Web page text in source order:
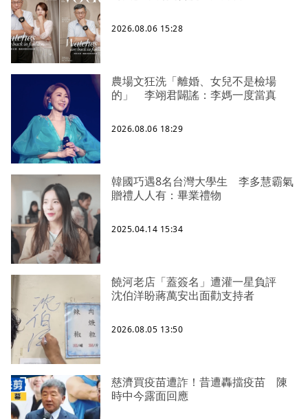
2026.08.06 15:28
農場文狂洗「離婚、女兒不是檢場
的」 李翊君闢謠：李媽一度當真
2026.08.06 18:29
韓國巧遇8名台灣大學生 李多慧霸氣
贈禮人人有：畢業禮物
2025.04.14 15:34
饒河老店「蓋簽名」遭灌一星負評
沈伯洋盼蔣萬安出面勸支持者
2026.08.05 13:50
慈濟買疫苗遭詐！昔遭轟擋疫苗 陳
時中今露面回應